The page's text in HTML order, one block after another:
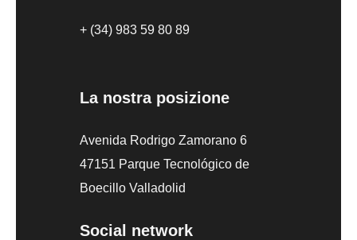
+ (34) 983 59 80 89
La nostra posizione
Avenida Rodrigo Zamorano 6
47151 Parque Tecnológico de
Boecillo Valladolid
Social network